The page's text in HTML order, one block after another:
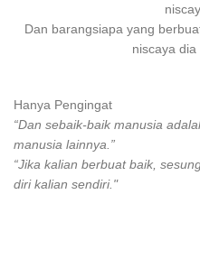
Dan barangsiapa yang
niscaya
Hanya Pengingat
“Dan sebaik-baik manusia
manusia lainnya.”
“Jika kalian berbuat baik,
diri kalian sendiri."